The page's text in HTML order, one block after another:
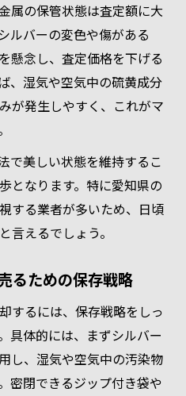
属の保管状態は査定額に大
ルバーの変色や傷がある
懸念し、査定価格を下げる
、湿気や空気中の硫黄成分
が発生しやすく、これがマ
で美しい状態を維持するこ
となります。特に愛知県の
する業者が多いため、日頃
言えるでしょう。
るための保存戦略
するには、保存戦略をしっ
具体的には、まずシルバー
し、湿気や空気中の汚染物
密閉できるジップ付き袋や